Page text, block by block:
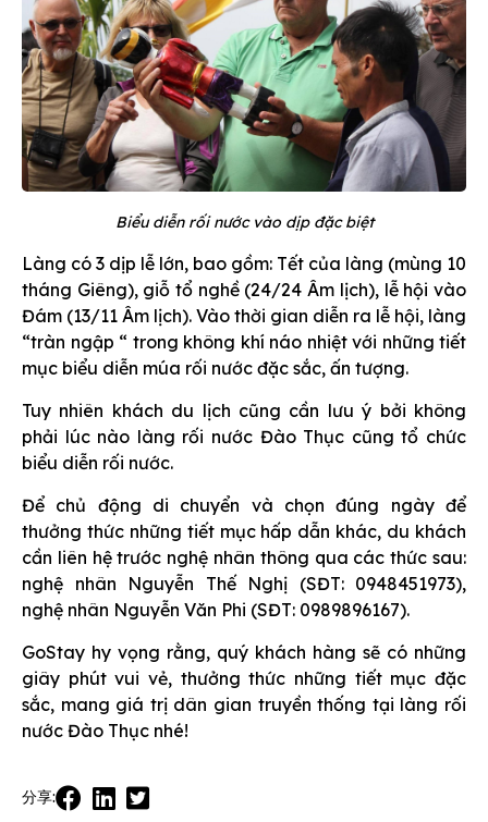
Biểu diễn rối nước vào dịp đặc biệt
Làng có 3 dịp lễ lớn, bao gồm: Tết của làng (mùng 10
tháng Giêng), giỗ tổ nghề (24/24 Âm lịch), lễ hội vào
Đám (13/11 Âm lịch). Vào thời gian diễn ra lễ hội, làng
“tràn ngập “ trong không khí náo nhiệt với những tiết
mục biểu diễn múa rối nước đặc sắc, ấn tượng.
Tuy nhiên khách du lịch cũng cần lưu ý bởi không
phải lúc nào làng rối nước Đào Thục cũng tổ chức
biểu diễn rối nước.
Để chủ động di chuyển và chọn đúng ngày để
thưởng thức những tiết mục hấp dẫn khác, du khách
cần liên hệ trước nghệ nhân thông qua các thức sau:
nghệ nhân Nguyễn Thế Nghị (SĐT: 0948451973),
nghệ nhân Nguyễn Văn Phi (SĐT: 0989896167).
GoStay hy vọng rằng, quý khách hàng sẽ có những
giây phút vui vẻ, thưởng thức những tiết mục đặc
sắc, mang giá trị dân gian truyền thống tại làng rối
nước Đào Thục nhé!
分享: